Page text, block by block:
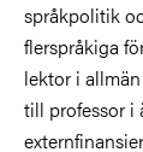
språkpolitik
flerspråkiga
lektor i
till professor i